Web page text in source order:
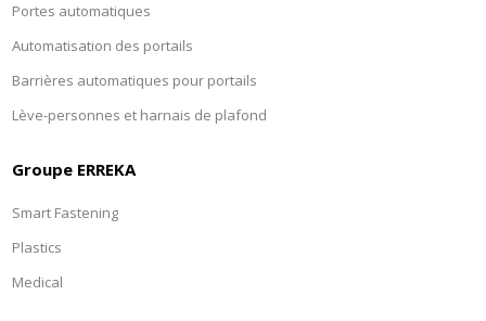
Portes automatiques
Automatisation des portails
Barrières automatiques pour portails
Lève-personnes et harnais de plafond
Groupe ERREKA
Smart Fastening
Plastics
Medical